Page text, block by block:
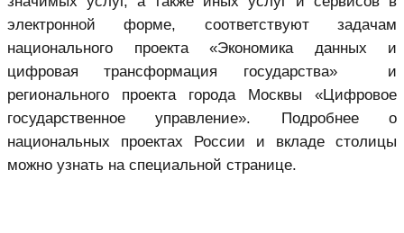
электронной форме, соответствуют задачам
национального проекта «Экономика данных и
цифровая трансформация государства» и
регионального проекта города Москвы «Цифровое
государственное управление». Подробнее о
национальных проектах России и вкладе столицы
можно узнать на специальной странице.